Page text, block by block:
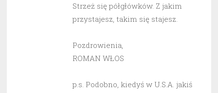
Strzeż się półgłówków. Z jakim
przystajesz, takim się stajesz.
Pozdrowienia,
ROMAN WŁOS
p.s. Podobno, kiedyś w U.S.A. jakiś